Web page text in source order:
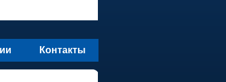
Контакты